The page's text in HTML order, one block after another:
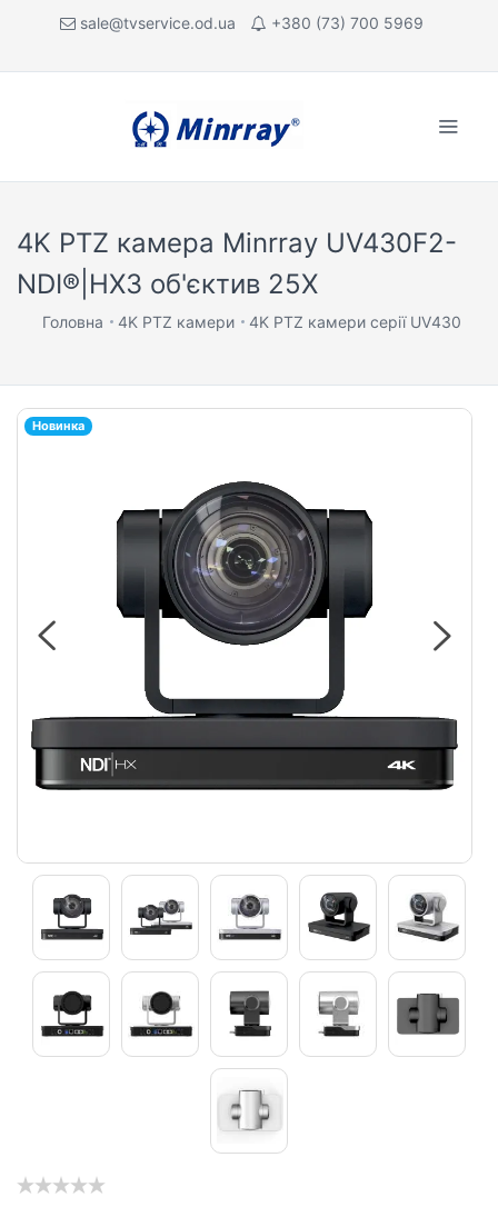
sale@tvservice.od.ua +380 (73) 700 5969
4K PTZ камера Minrray UV430F2-
NDI®|HX3 об'єктив 25X
Головна 4K PTZ камери 4K PTZ камери серії UV430
Новинка